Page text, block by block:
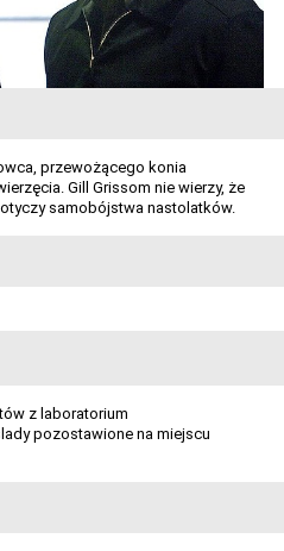
przewożącego konia
Gill Grissom nie wierzy, że
samobójstwa nastolatków.
z laboratorium
pozostawione na miejscu